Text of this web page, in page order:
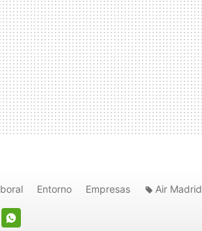
Entorno Empresas Air Madrid